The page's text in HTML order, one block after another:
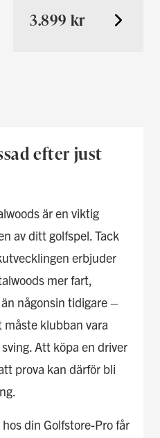
3.899 kr
efter just
är en viktig
av ditt golfspel. Tack
erbjuder
mer fart,
någonsin tidigare –
klubban vara
Att köpa en driver
prova kan därför bli
din Golfstore-Pro får